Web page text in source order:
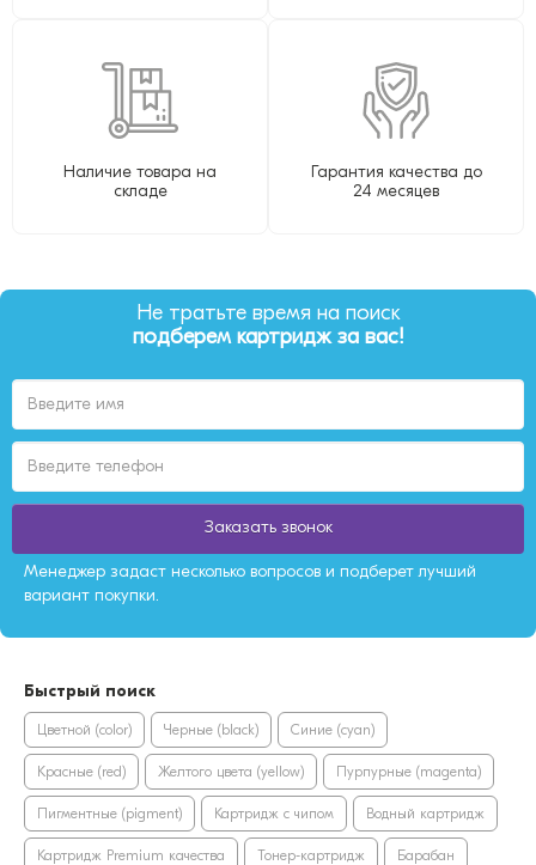
Наличие товара на
складе
Гарантия качества до
24 месяцев
Не тратьте время на поиск
подберем картридж за вас!
Заказать звонок
Менеджер задаст несколько вопросов и подберет лучший
вариант покупки.
Быстрый поиск
Цветной (color) Черные (black) Синие (cyan)
Красные (red) Желтого цвета (yellow) Пурпурные (magenta)
Пигментные (pigment) Картридж с чипом Водный картридж
Картридж Premium качества Тонер-картридж Барабан